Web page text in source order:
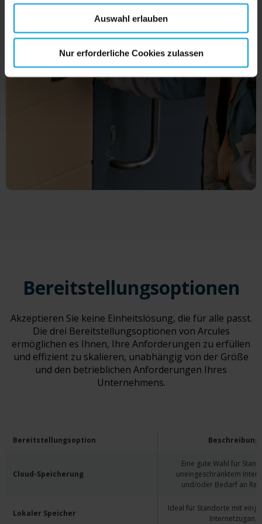
Auswahl erlauben
Nur erforderliche Cookies zulassen
Bereitstellungsoptionen
Akzeptieren Sie keine Einheitslösung, die für alle passt.
Die drei Bereitstellungsoptionen von Arcules
ermöglichen es Ihnen, Ihre Anforderungen zu erfüllen
und effizient zu skalieren, unabhängig von der Größe
und den betrieblichen Anforderungen Ihres
Unternehmens.
Bereitstellungsoption Beschreibung
Cloud-Speicherung
Eine gute Wahl für
uneingeschränktem
und/oder Bedarf an
Lokaler Speicher
Ideal für Standorte mit
Internetzugang